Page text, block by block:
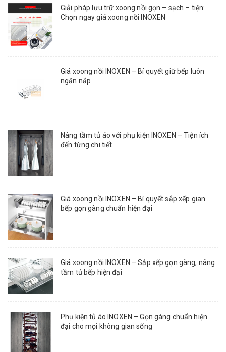
Giải pháp lưu trữ xoong nồi gọn – sạch – tiện:
Chọn ngay giá xoong nồi INOXEN
Giá xoong nồi INOXEN – Bí quyết giữ bếp luôn
ngăn nắp
Nâng tầm tủ áo với phụ kiện INOXEN – Tiện ích
đến từng chi tiết
Giá xoong nồi INOXEN – Bí quyết sắp xếp gian
bếp gọn gàng chuẩn hiện đại
Giá xoong nồi INOXEN – Sắp xếp gọn gàng, nâng
tầm tủ bếp hiện đại
Phụ kiện tủ áo INOXEN – Gọn gàng chuẩn hiện
đại cho mọi không gian sống